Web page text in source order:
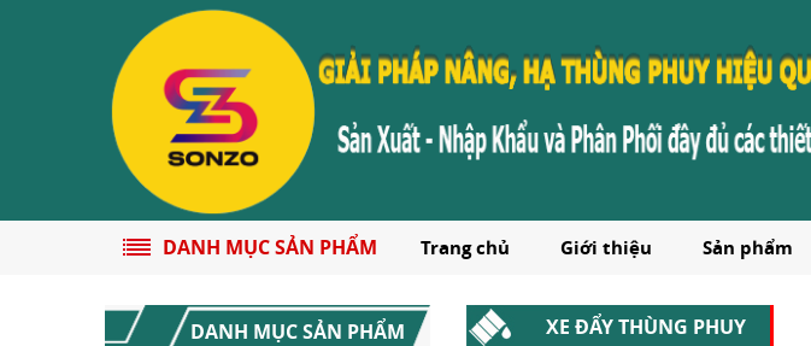
DANH MỤC SẢN PHẨM Trang chủ Giới thiệu Sản phẩm
DANH MỤC SẢN PHẨM XE ĐẨY THÙNG PHUY